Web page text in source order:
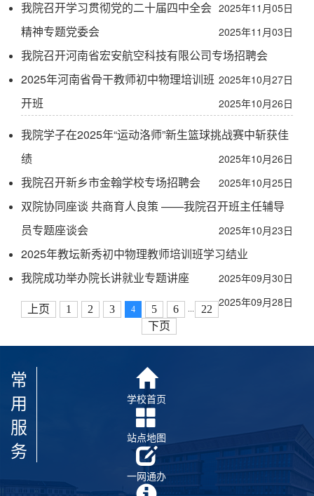
2025年11月05日
我院召开学习贯彻党的二十届四中全会
精神专题党委会
2025年11月03日
我院召开河南省宏安航空科技有限公司专场招聘会
2025年10月27日
2025年河南省骨干教师初中物理培训班
开班
2025年10月26日
我院学子在2025年“运动洛师”新生篮球挑战赛中斩获佳
绩
2025年10月26日
我院召开新乡市金翰学校专场招聘会 2025年10月25日
双院协同座谈 共商育人良策 ——我院召开班主任辅导
员专题座谈会
2025年10月23日
2025年教坛新秀初中物理教师培训班学习结业
2025年09月30日
我院成功举办院长讲就业专题讲座
2025年09月28日
上页 1 2 3 4 5 6 ...
22
下页
常
用
服
务
学校首页
站点地图
一网通办